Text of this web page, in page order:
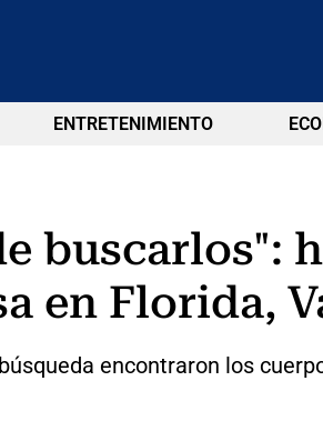
ENTRETENIMIENTO
buscarlos":
en Florida,
encontraron los